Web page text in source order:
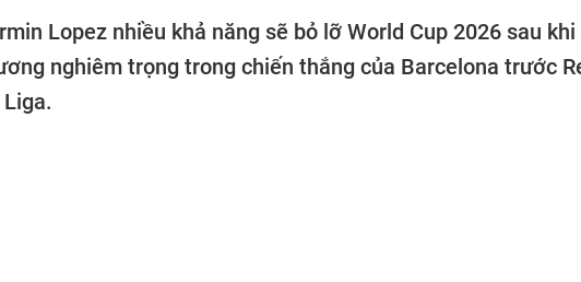
Lopez nhiều khả năng sẽ bỏ lỡ World Cup 2026 sau
nghiêm trọng trong chiến thắng của Barcelona trước
Liga.